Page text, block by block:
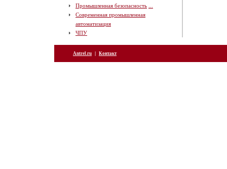
Промышленная безопасность
Современная промышленная
автоматизация
ЧПУ
Antrel.ru | Контакт